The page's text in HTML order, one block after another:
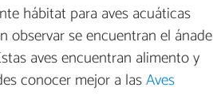
hábitat para aves acuáticas
observar se encuentran el ánade
aves encuentran alimento y
conocer mejor a lasAves